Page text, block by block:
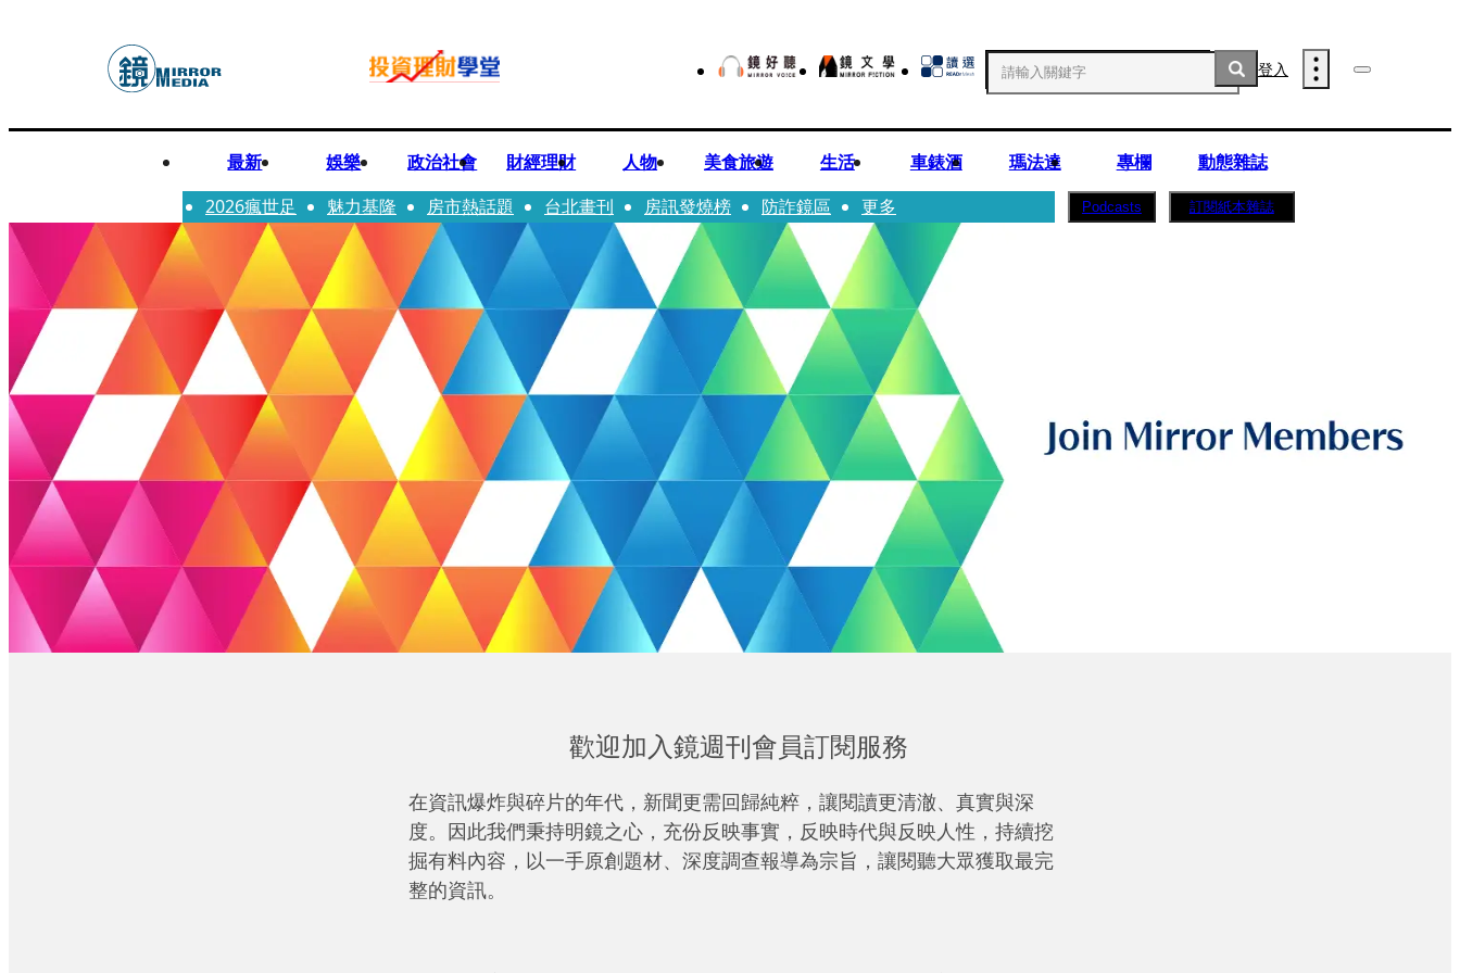
登入
最新 娛樂 政治社會 財經理財 人物 美食旅遊 生活 車錶酒 瑪法達 專欄
動態雜誌
2026瘋世足
魅力基隆 房市熱話題 台北畫刊 房訊發燒榜 防詐鏡區 更多 Podcasts 訂閱紙本雜誌
歡迎加入鏡週刊會員訂閱服務
在資訊爆炸與碎片的年代，新聞更需回歸純粹，讓閱讀更清澈、真實與深
度。因此我們秉持明鏡之心，充份反映事實，反映時代與反映人性，持續挖
掘有料內容，以一手原創題材、深度調查報導為宗旨，讓閱聽大眾獲取最完
整的資訊。